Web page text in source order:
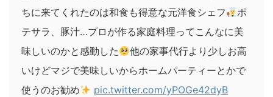
ちに来てくれたのは和食も得意な元洋食シェフ
ポ
テサラ、豚汁…プロが作る家庭料理ってこんなに美
味しいのかと感動した
他の家事代行より少しお高
いけどマジで美味しいからホームパーティーとかで
使うのお勧め
pic.twitter.com/yPOGe42dyB